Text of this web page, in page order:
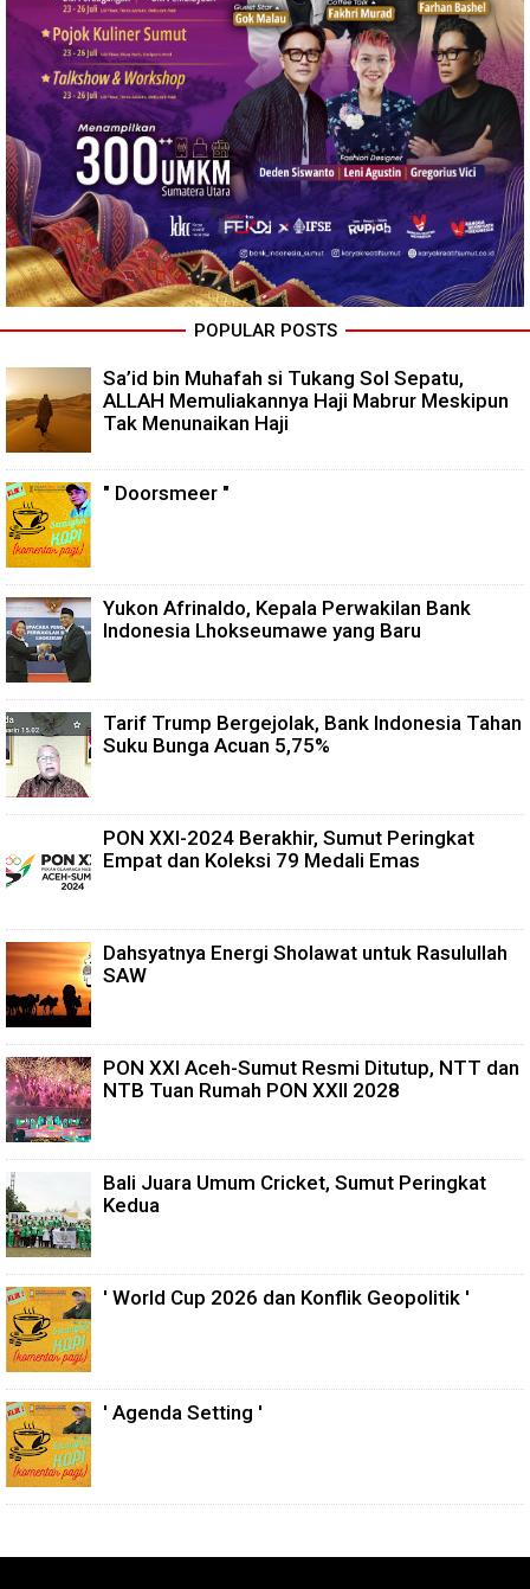
POPULAR POSTS
Sa’id bin Muhafah si Tukang Sol Sepatu,
ALLAH Memuliakannya Haji Mabrur Meskipun
Tak Menunaikan Haji
" Doorsmeer "
Yukon Afrinaldo, Kepala Perwakilan Bank
Indonesia Lhokseumawe yang Baru
Tarif Trump Bergejolak, Bank Indonesia Tahan
Suku Bunga Acuan 5,75%
PON XXI-2024 Berakhir, Sumut Peringkat
Empat dan Koleksi 79 Medali Emas
Dahsyatnya Energi Sholawat untuk Rasulullah
SAW
PON XXI Aceh-Sumut Resmi Ditutup, NTT dan
NTB Tuan Rumah PON XXII 2028
Bali Juara Umum Cricket, Sumut Peringkat
Kedua
' World Cup 2026 dan Konflik Geopolitik '
' Agenda Setting '